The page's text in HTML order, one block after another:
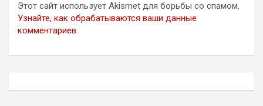
Этот сайт использует Akismet для борьбы со спамом.
Узнайте, как обрабатываются ваши данные
комментариев.